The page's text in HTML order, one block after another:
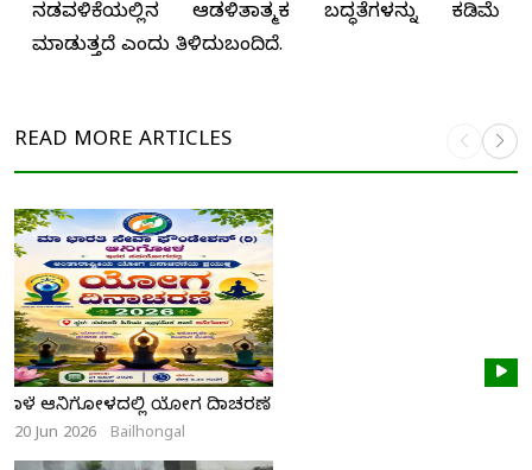
ನಡವಳಿಕೆಯಲ್ಲಿನ ಆಡಳಿತಾತ್ಮಕ ಬದ್ಧತೆಗಳನ್ನು ಕಡಿಮೆ
ಮಾಡುತ್ತದೆ ಎಂದು ತಿಳಿದುಬಂದಿದೆ.
READ MORE ARTICLES
ನಾಳೆ ಆನಿಗೋಳದಲ್ಲಿ ಯೋಗ ದಿನಾಚರಣೆ
20 Jun 2026 Bailhongal